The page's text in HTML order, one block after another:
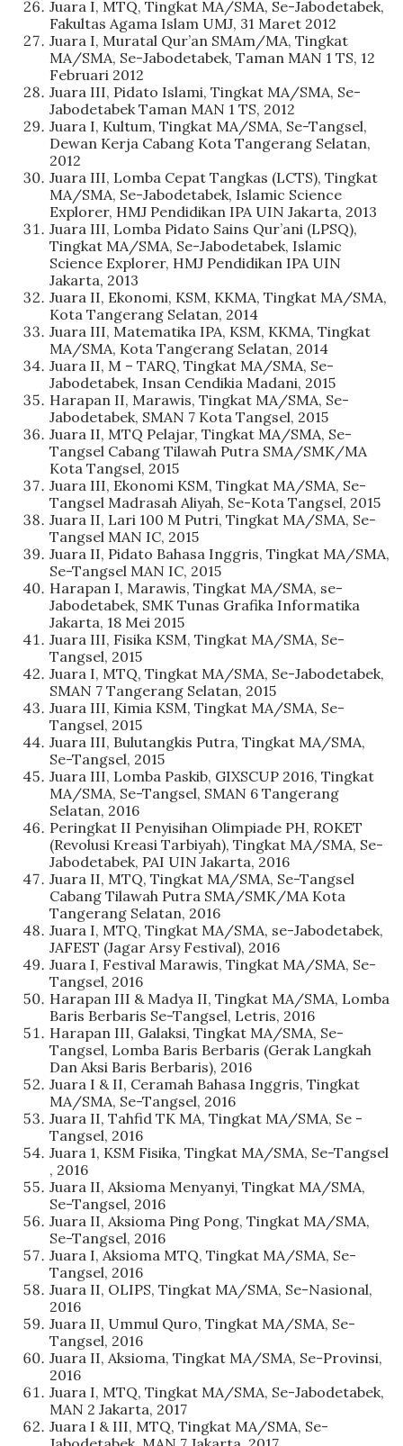
Juara I, MTQ, Tingkat MA/SMA, Se-Jabodetabek,
Fakultas Agama Islam UMJ, 31 Maret 2012
Juara I, Muratal Qur’an SMAm/MA, Tingkat
MA/SMA, Se-Jabodetabek, Taman MAN 1 TS, 12
Februari 2012
Juara III, Pidato Islami, Tingkat MA/SMA, Se-
Jabodetabek Taman MAN 1 TS, 2012
Juara I, Kultum, Tingkat MA/SMA, Se-Tangsel,
Dewan Kerja Cabang Kota Tangerang Selatan,
2012
Juara III, Lomba Cepat Tangkas (LCTS), Tingkat
MA/SMA, Se-Jabodetabek, Islamic Science
Explorer, HMJ Pendidikan IPA UIN Jakarta, 2013
Juara III, Lomba Pidato Sains Qur’ani (LPSQ),
Tingkat MA/SMA, Se-Jabodetabek, Islamic
Science Explorer, HMJ Pendidikan IPA UIN
Jakarta, 2013
Juara II, Ekonomi, KSM, KKMA, Tingkat MA/SMA,
Kota Tangerang Selatan, 2014
Juara III, Matematika IPA, KSM, KKMA, Tingkat
MA/SMA, Kota Tangerang Selatan, 2014
Juara II, M – TARQ, Tingkat MA/SMA, Se-
Jabodetabek, Insan Cendikia Madani, 2015
Harapan II, Marawis, Tingkat MA/SMA, Se-
Jabodetabek, SMAN 7 Kota Tangsel, 2015
Juara II, MTQ Pelajar, Tingkat MA/SMA, Se-
Tangsel Cabang Tilawah Putra SMA/SMK/MA
Kota Tangsel, 2015
Juara III, Ekonomi KSM, Tingkat MA/SMA, Se-
Tangsel Madrasah Aliyah, Se-Kota Tangsel, 2015
Juara II, Lari 100 M Putri, Tingkat MA/SMA, Se-
Tangsel MAN IC, 2015
Juara II, Pidato Bahasa Inggris, Tingkat MA/SMA,
Se-Tangsel MAN IC, 2015
Harapan I, Marawis, Tingkat MA/SMA, se-
Jabodetabek, SMK Tunas Grafika Informatika
Jakarta, 18 Mei 2015
Juara III, Fisika KSM, Tingkat MA/SMA, Se-
Tangsel, 2015
Juara I, MTQ, Tingkat MA/SMA, Se-Jabodetabek,
SMAN 7 Tangerang Selatan, 2015
Juara III, Kimia KSM, Tingkat MA/SMA, Se-
Tangsel, 2015
Juara III, Bulutangkis Putra, Tingkat MA/SMA,
Se-Tangsel, 2015
Juara III, Lomba Paskib, GIXSCUP 2016, Tingkat
MA/SMA, Se-Tangsel, SMAN 6 Tangerang
Selatan, 2016
Peringkat II Penyisihan Olimpiade PH, ROKET
(Revolusi Kreasi Tarbiyah), Tingkat MA/SMA, Se-
Jabodetabek, PAI UIN Jakarta, 2016
Juara II, MTQ, Tingkat MA/SMA, Se-Tangsel
Cabang Tilawah Putra SMA/SMK/MA Kota
Tangerang Selatan, 2016
Juara I, MTQ, Tingkat MA/SMA, se-Jabodetabek,
JAFEST (Jagar Arsy Festival), 2016
Juara I, Festival Marawis, Tingkat MA/SMA, Se-
Tangsel, 2016
Harapan III & Madya II, Tingkat MA/SMA, Lomba
Baris Berbaris Se-Tangsel, Letris, 2016
Harapan III, Galaksi, Tingkat MA/SMA, Se-
Tangsel, Lomba Baris Berbaris (Gerak Langkah
Dan Aksi Baris Berbaris), 2016
Juara I & II, Ceramah Bahasa Inggris, Tingkat
MA/SMA, Se-Tangsel, 2016
Juara II, Tahfid TK MA, Tingkat MA/SMA, Se -
Tangsel, 2016
Juara 1, KSM Fisika, Tingkat MA/SMA, Se-Tangsel
, 2016
Juara II, Aksioma Menyanyi, Tingkat MA/SMA,
Se-Tangsel, 2016
Juara II, Aksioma Ping Pong, Tingkat MA/SMA,
Se-Tangsel, 2016
Juara I, Aksioma MTQ, Tingkat MA/SMA, Se-
Tangsel, 2016
Juara II, OLIPS, Tingkat MA/SMA, Se-Nasional,
2016
Juara II, Ummul Quro, Tingkat MA/SMA, Se-
Tangsel, 2016
Juara II, Aksioma, Tingkat MA/SMA, Se-Provinsi,
2016
Juara I, MTQ, Tingkat MA/SMA, Se-Jabodetabek,
MAN 2 Jakarta, 2017
Juara I & III, MTQ, Tingkat MA/SMA, Se-